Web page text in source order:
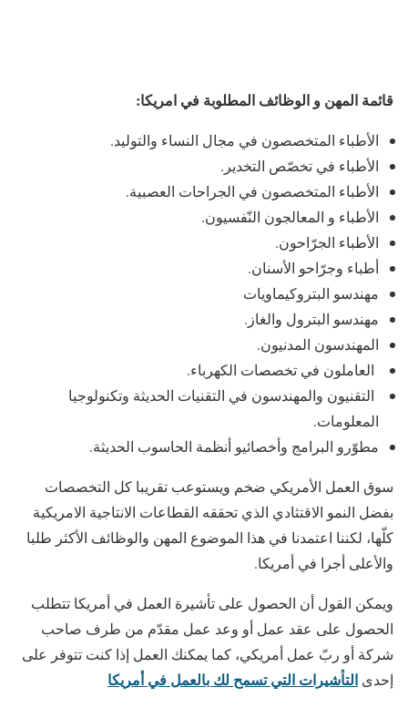
قائمة المهن و الوظائف المطلوبة في امريكا:
الأطباء المتخصصون في مجال النساء والتوليد.
الأطباء في تخصّص التخدير.
الأطباء المتخصصون في الجراحات العصبية.
الأطباء و المعالجون النّفسيون.
الأطباء الجرّاحون.
أطباء وجرّاحو الأسنان.
مهندسو البتروكيماويات
مهندسو البترول والغاز.
المهندسون المدنيون.
العاملون في تخصصات الكهرباء.
التقنيون والمهندسون في التقنيات الحديثة وتكنولوجيا
المعلومات.
مطوّرو البرامج وأخصائيو أنظمة الحاسوب الحديثة.
سوق العمل الأمريكي ضخم ويستوعب تقريبا كل التخصصات
بفضل النمو الاقتثادي الذي تحققه القطاعات الانتاجية الامريكية
كلّها، لكننا اعتمدنا في هذا الموضوع المهن والوظائف الأكثر طلبا
والأعلى أجرا في أمريكا.
ويمكن القول أن الحصول على تأشيرة العمل في أمريكا تتطلب
الحصول على عقد عمل أو وعد عمل مقدّم من طرف صاحب
شركة أو ربّ عمل أمريكي، كما يمكنك العمل إذا كنت تتوفر على
إحدى التأشيرات التي تسمح لك بالعمل في أمريكا